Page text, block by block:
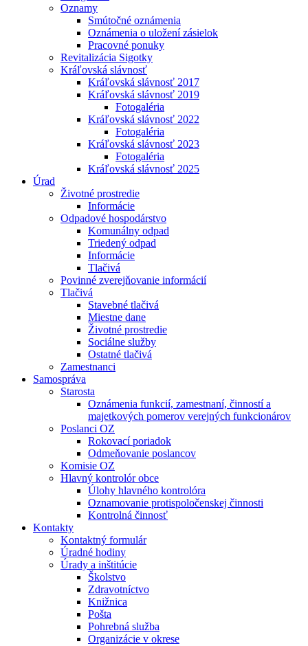
Oznamy
Smútočné oznámenia
Oznámenia o uložení zásielok
Pracovné ponuky
Revitalizácia Sigotky
Kráľovská slávnosť
Kráľovská slávnosť 2017
Kráľovská slávnosť 2019
Fotogaléria
Kráľovská slávnosť 2022
Fotogaléria
Kráľovská slávnosť 2023
Fotogaléria
Kráľovská slávnosť 2025
Úrad
Životné prostredie
Informácie
Odpadové hospodárstvo
Komunálny odpad
Triedený odpad
Informácie
Tlačivá
Povinné zverejňovanie informácií
Tlačivá
Stavebné tlačivá
Miestne dane
Životné prostredie
Sociálne služby
Ostatné tlačivá
Zamestnanci
Samospráva
Starosta
Oznámenia funkcií, zamestnaní, činností a
majetkových pomerov verejných funkcionárov
Poslanci OZ
Rokovací poriadok
Odmeňovanie poslancov
Komisie OZ
Hlavný kontrolór obce
Úlohy hlavného kontrolóra
Oznamovanie protispoločenskej činnosti
Kontrolná činnosť
Kontakty
Kontaktný formulár
Úradné hodiny
Úrady a inštitúcie
Školstvo
Zdravotníctvo
Knižnica
Pošta
Pohrebná služba
Organizácie v okrese